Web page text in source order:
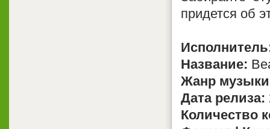
придется об
Название:
Жанр
Дата релиза:
Количество